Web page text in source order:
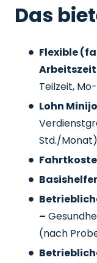
Das
Flexible
Teilzeit,
Lohn
Std./
–
(nach